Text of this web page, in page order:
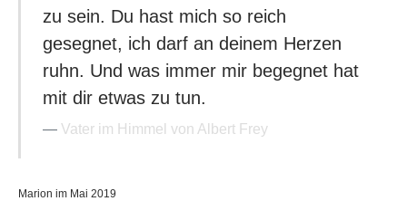
zu sein. Du hast mich so reich
gesegnet, ich darf an deinem Herzen
ruhn. Und was immer mir begegnet hat
mit dir etwas zu tun.
Vater im Himmel von Albert Frey
Marion im Mai 2019